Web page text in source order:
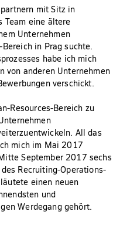
mit Sitz in
Team eine ältere
Unternehmen
in Prag suchte.
habe ich mich
von anderen Unternehmen
verschickt.
Resources-Bereich zu
All das
mich im Mai 2017
September 2017 sechs
Recruiting-Operations-
läutete einen neuen
und
Werdegang gehört.